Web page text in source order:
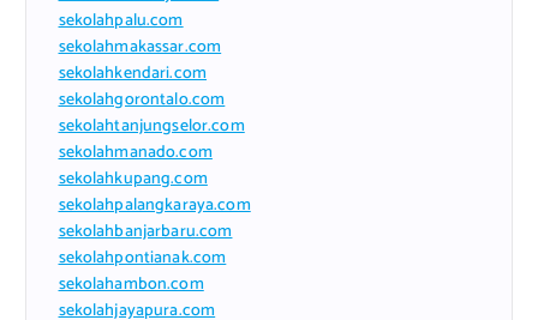
sekolahpalu.com
sekolahmakassar.com
sekolahkendari.com
sekolahgorontalo.com
sekolahtanjungselor.com
sekolahmanado.com
sekolahkupang.com
sekolahpalangkaraya.com
sekolahbanjarbaru.com
sekolahpontianak.com
sekolahambon.com
sekolahjayapura.com